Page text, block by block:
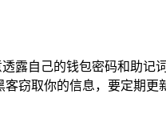
露自己的钱包密码和助
窃取你的信息，要定期